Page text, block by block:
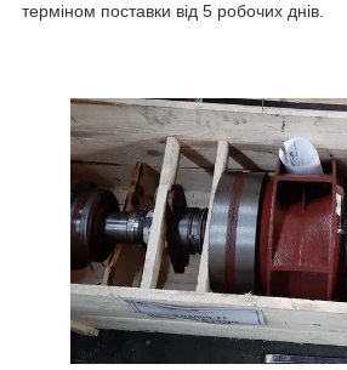
терміном поставки від 5 робочих днів.